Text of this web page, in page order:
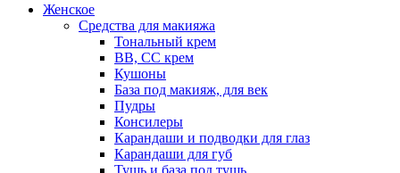
Женское
Средства для макияжа
Тональный крем
BB, CC крем
Кушоны
База под макияж, для век
Пудры
Консилеры
Карандаши и подводки для глаз
Карандаши для губ
Тушь и база под тушь